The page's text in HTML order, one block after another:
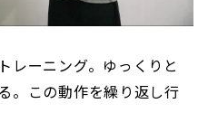
レーニング。ゆっくりと
。この動作を繰り返し行